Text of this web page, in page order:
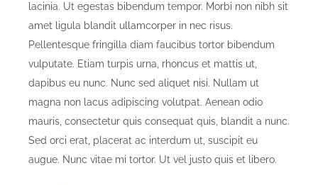
lacinia. Ut egestas bibendum tempor. Morbi non nibh sit
amet ligula blandit ullamcorper in nec risus.
Pellentesque fringilla diam faucibus tortor bibendum
vulputate. Etiam turpis urna, rhoncus et mattis ut,
dapibus eu nunc. Nunc sed aliquet nisi. Nullam ut
magna non lacus adipiscing volutpat. Aenean odio
mauris, consectetur quis consequat quis, blandit a nunc.
Sed orci erat, placerat ac interdum ut, suscipit eu
augue. Nunc vitae mi tortor. Ut vel justo quis et libero.